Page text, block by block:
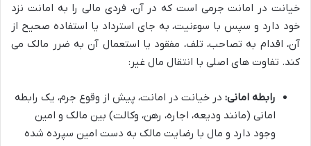
خیانت در امانت جرمی است که در آن، فردی مالی را به امانت نزد
خود دارد و سپس با سوءنیت، به جای استرداد یا استفاده صحیح از
آن، اقدام به تصاحب، تلف، مفقود یا استعمال آن به ضرر مالک می
کند. تفاوت های اصلی با انتقال مال غیر:
رابطه امانی: در خیانت در امانت، پیش از وقوع جرم، یک رابطه
امانی (مانند ودیعه، اجاره، رهن، وکالت) بین مالک و امین
وجود دارد و مال با رضایت مالک به دست امین سپرده شده